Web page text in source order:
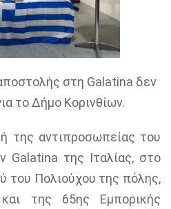
στη Galatina δεν
το Δήμο Κορινθίων.
της αντιπροσωπείας του
Galatina της Ιταλίας, στο
του Πολιούχου της πόλης,
της 65ης Εμπορικής